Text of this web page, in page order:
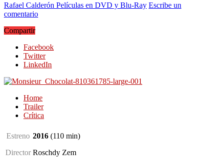
Rafael Calderón Películas en DVD y Blu-Ray Escribe un
comentario
Compartir
Facebook
Twitter
LinkedIn
Home
Trailer
Crítica
Estreno 2016 (110 min)
Director Roschdy Zem